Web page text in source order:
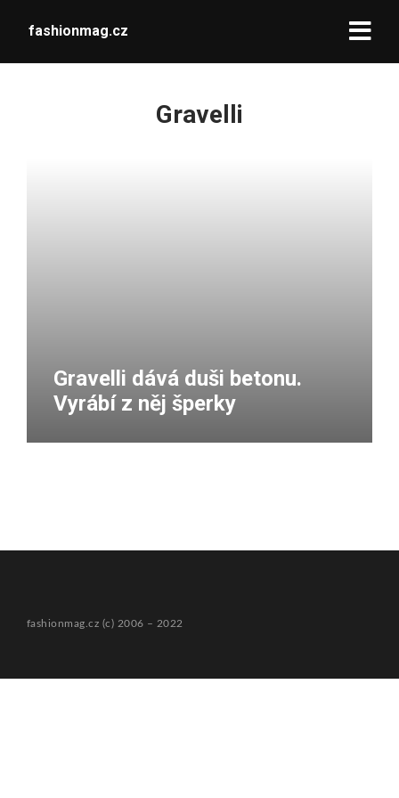
fashionmag.cz
Gravelli
Gravelli dává duši betonu.
Vyrábí z něj šperky
fashionmag.cz (c) 2006 – 2022